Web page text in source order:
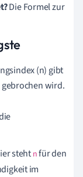
Die Formel zur
(n) gibt
gebrochen wird.
steht nfür den
im